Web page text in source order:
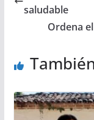
saludable
Ordena